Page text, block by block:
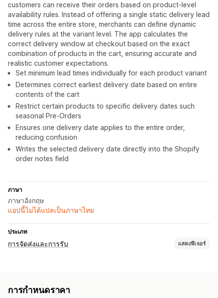
customers can receive their orders based on product-level
availability rules. Instead of offering a single static delivery lead
time across the entire store, merchants can define dynamic
delivery rules at the variant level. The app calculates the
correct delivery window at checkout based on the exact
combination of products in the cart, ensuring accurate and
realistic customer expectations.
Set minimum lead times individually for each product variant
Determines correct earliest delivery date based on entire
contents of the cart
Restrict certain products to specific delivery dates such
seasonal Pre-Orders
Ensures one delivery date applies to the entire order,
reducing confusion
Writes the selected delivery date directly into the Shopify
order notes field
ภาษา
ภาษาอังกฤษ
แอปนี้ไม่ได้แปลเป็นภาษาไทย
ประเภท
การจัดส่งและการรับ แสดงฟีเจอร์
การกำหนดราคา